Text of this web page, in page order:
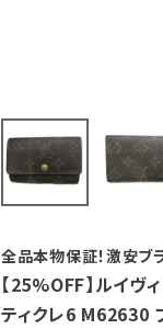
全品本物保証！激安ブ
【25%OFF】ルイ
ティクレ6 M62630